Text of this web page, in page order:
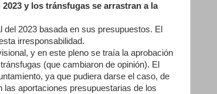
y los tránsfugas se arrastran a la
2023 basada en sus presupuestos. El
irresponsabilidad.
y en este pleno se traía la aprobación
(que cambiaron de opinión). El
ya que pudiera darse el caso, de
aportaciones presupuestarias de los